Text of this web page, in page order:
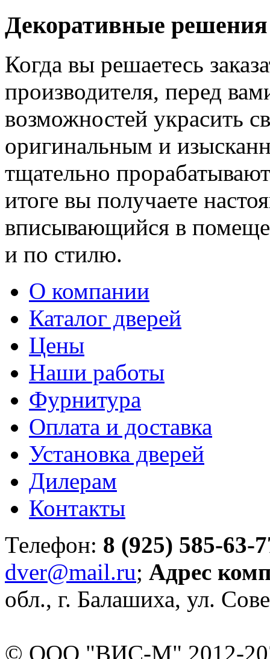
Декоративные решения
Когда вы решаетесь
производителя, перед
возможностей украсить
оригинальным и
тщательно
итоге вы получаете
вписывающийся в
и по стилю.
О компании
Каталог дверей
Цены
Наши работы
Фурнитура
Оплата и доставка
Установка дверей
Дилерам
Контакты
Телефон: 8 (925) 585-63-
dver@mail.ru; Адрес
обл., г. Балашиха, ул.
© ООО "ВИС-М" 2012-